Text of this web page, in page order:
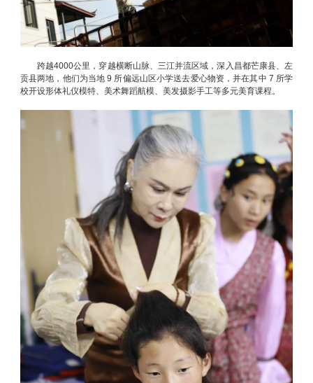
跨越4000公里，穿越横断山脉、三江并流区域，深入昌都芒康县、左
贡县两地，他们为当地 9 所偏远山区小学送去爱心物资，并在其中 7 所学
校开设形体礼仪模特、美术舞蹈航模、美发摄影手工等多元美育课程。